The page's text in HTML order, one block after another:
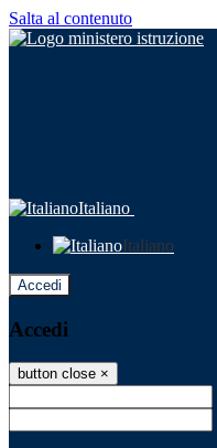
Salta al contenuto
Italiano
Italiano
Accedi
Accedi
button close ×